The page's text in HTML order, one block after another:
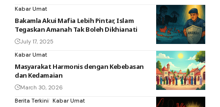
Kabar Umat
Bakamla Akui Mafia Lebih Pintar, Islam
Tegaskan Amanah Tak Boleh Dikhianati
July 17, 2025
Kabar Umat
Masyarakat Harmonis dengan Kebebasan
dan Kedamaian
March 30, 2026
Berita Terkini Kabar Umat